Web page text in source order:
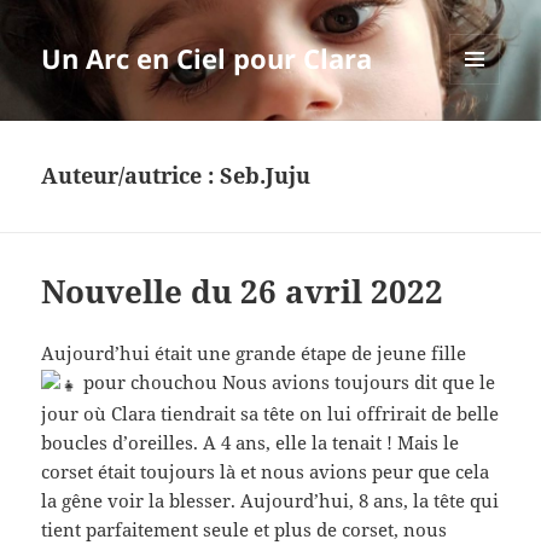
Un Arc en Ciel pour Clara
MENU
ET
Auteur/autrice :Seb.Juju
Nouvelle du 26 avril 2022
Aujourd’hui était une grande étape de jeune fille
pour chouchou Nous avions toujours dit que le
jour où Clara tiendrait sa tête on lui offrirait de belle
boucles d’oreilles. A 4 ans, elle la tenait ! Mais le
corset était toujours là et nous avions peur que cela
la gêne voir la blesser. Aujourd’hui, 8 ans, la tête qui
tient parfaitement seule et plus de corset, nous